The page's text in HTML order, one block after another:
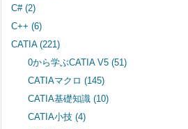
C# (2)
C++ (6)
CATIA (221)
0から学ぶCATIA V5(51)
CATIAマクロ(145)
CATIA基礎知識(10)
CATIA小技(4)